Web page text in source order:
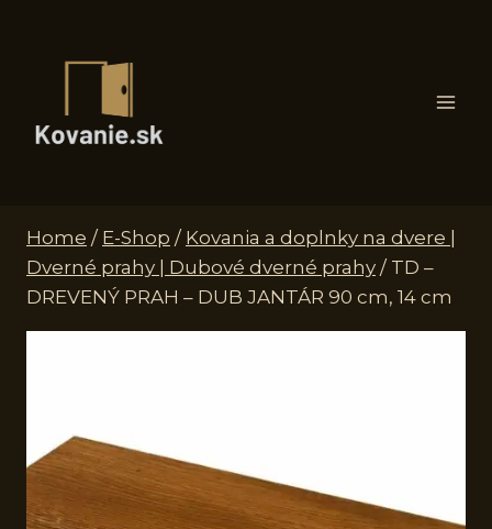
Home / E-Shop / Kovania a doplnky na dvere |
Dverné prahy | Dubové dverné prahy / TD –
DREVENÝ PRAH – DUB JANTÁR 90 cm, 14 cm